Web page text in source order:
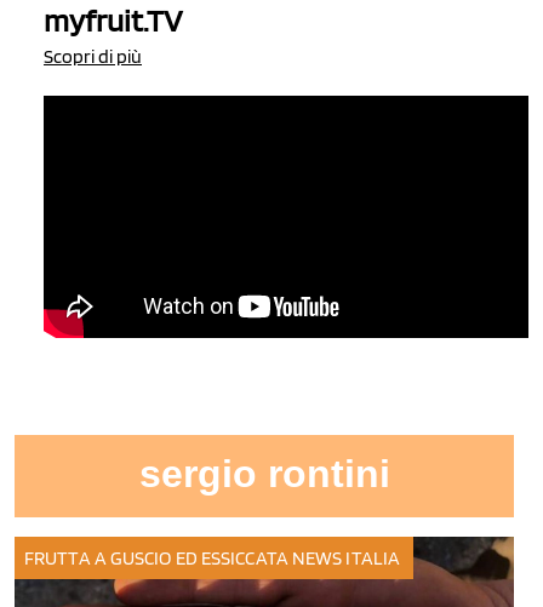
myfruit.TV
Scopri di più
sergio rontini
FRUTTA A GUSCIO ED ESSICCATA NEWS ITALIA